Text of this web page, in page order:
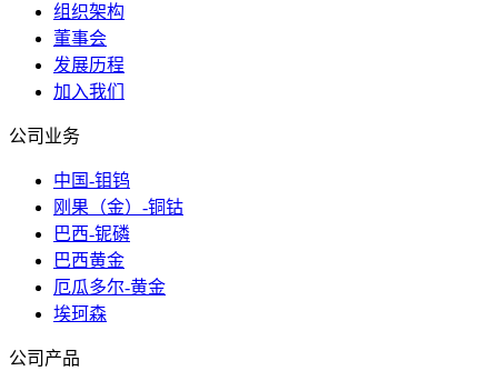
组织架构
董事会
发展历程
加入我们
公司业务
中国-钼钨
刚果（金）-铜钴
巴西-铌磷
巴西黄金
厄瓜多尔-黄金
埃珂森
公司产品